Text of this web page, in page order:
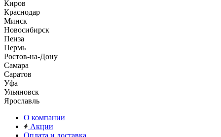
Киров
Краснодар
Минск
Новосибирск
Пенза
Пермь
Ростов-на-Дону
Самара
Саратов
Уфа
Ульяновск
Ярославль
О компании
Акции
Оплата и доставка